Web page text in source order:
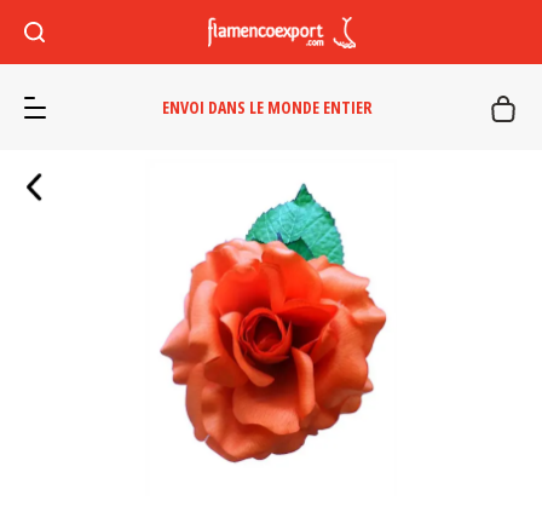
ENVOI DANS LE MONDE ENTIER